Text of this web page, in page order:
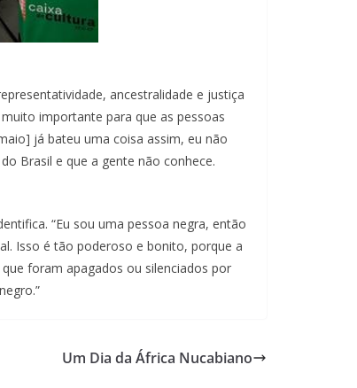
ancestralidade e justiça
importante para que as pessoas
já bateu uma coisa assim, eu não
Brasil e que a gente não conhece.
“Eu sou uma pessoa negra, então
Isso é tão poderoso e bonito, porque a
foram apagados ou silenciados por
Um Dia da África Nucabiano